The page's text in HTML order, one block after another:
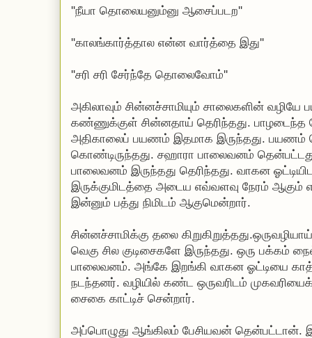
''நீயா தொலையனும்னு ஆசைப்படற''
''காலங்கார்த்தால என்ன வார்த்தை இது''
''சரி சரி சேர்ந்தே தொலைவோம்''
அகிலாவும் சின்னச்சாமியும் சாலைகளின் வழியே
கண்ணுக்குள் சின்னதாய் தெரிந்தது.
அதிகாலைப் பயணம் இதமாக இருந்தது.
கொண்டிருந்தது. சஹாரா பாலைவனம்
பாலைவனம் இருந்தது தெரிந்தது. வாகன
இருக்குமிடத்தை அடைய எவ்வளவு நேரம் ஆகும்
இன்னும் பத்து நிமிடம் ஆகுமென்றார்.
சின்னச்சாமிக்கு தலை
வெகு சில குடிசைகளே இருந்தது. ஒரு பக்கம்
பாலைவனம். அங்கே இறங்கி வாகன ஓட்டியை
நடந்தனர். வழியில் கண்ட ஒருவரிடம்
சைகை காட்டிச் சென்றார்.
அப்பொழுது ஆங்கிலம் பேசியவன்